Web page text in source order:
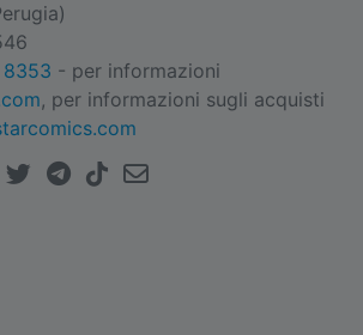
- per informazioni
, per informazioni sugli acquisti